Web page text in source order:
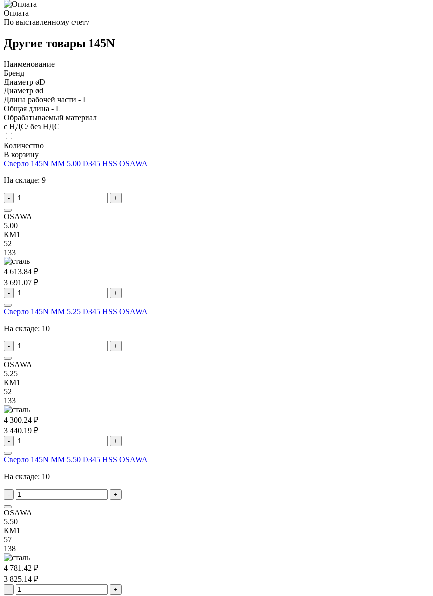
Оплата
По выставленному счету
Другие товары 145N
Наименование
Бренд
Диаметр øD
Диаметр ød
Длина рабочей части - I
Общая длина - L
Обрабатываемый материал
с НДС/ без НДС
Количество
В корзину
Сверло 145N MM 5.00 D345 HSS OSAWA
На складе: 9
- +
OSAWA
5.00
КМ1
52
133
4 613.84 ₽
3 691.07 ₽
- +
Сверло 145N MM 5.25 D345 HSS OSAWA
На складе: 10
- +
OSAWA
5.25
КМ1
52
133
4 300.24 ₽
3 440.19 ₽
- +
Сверло 145N MM 5.50 D345 HSS OSAWA
На складе: 10
- +
OSAWA
5.50
КМ1
57
138
4 781.42 ₽
3 825.14 ₽
- +